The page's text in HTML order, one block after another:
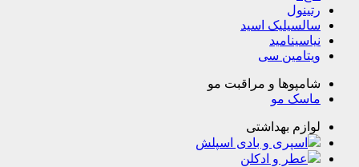
اسید
سی
و مراقبت مو
مو
بهداشتی
و بادی اسپلش
و ادکلن